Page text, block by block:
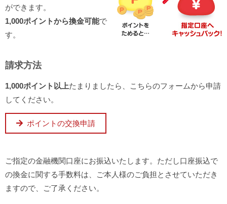
ができます。
1,000ポイントから換金可能で
す。
請求方法
1,000ポイント以上たまりましたら、こちらのフォームから申請
してください。
ポイントの交換申請
ご指定の金融機関口座にお振込いたします。ただし口座振込で
の換金に関する手数料は、ご本人様のご負担とさせていただき
ますので、ご了承ください。